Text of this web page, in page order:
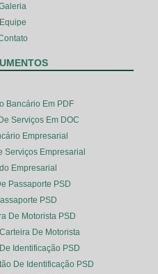
Equipe
Bancário Em PDF
Serviços Em DOC
Empresarial
Serviços Empresarial
Empresarial
Passaporte PSD
PSD
De Motorista PSD
De Motorista
Identificação PSD
De Identificação PSD